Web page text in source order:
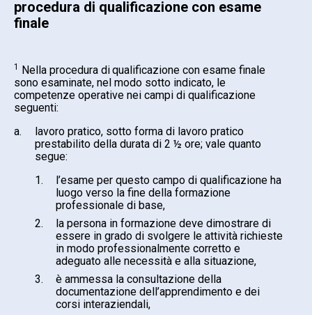
procedura di qualificazione con esame
finale
1 Nella procedura diqualificazione con esame finale
sono esaminate, nel modo sotto indicato, le
competenze operative nei campi di qualificazione
seguenti:
a.
lavoro pratico, sotto forma di lavoro pratico
prestabilito della durata di 2 ½ ore; vale quanto
segue:
1.
l’esame per questo campo di qualificazione ha
luogo verso la fine della formazione
professionale di base,
2.
la persona in formazione deve dimostrare di
essere in grado di svolgere le attività richieste
in modo professionalmente corretto e
adeguato alle necessità e alla situazione,
3.
è ammessa la consultazione della
documentazione dell’apprendimento e dei
corsi interaziendali,